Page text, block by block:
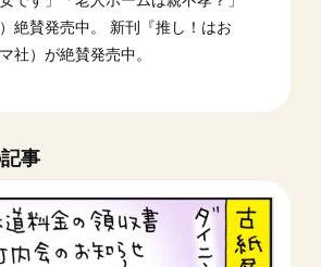
）絶賛発売中。 新刊『推し！はお
社）が絶賛発売中。
事